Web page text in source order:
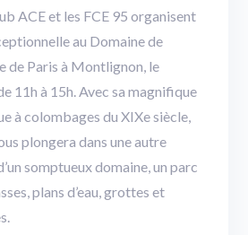
ACE et les FCE 95 organisent
au Domaine de
de Paris à Montlignon, le
11h à 15h. Avec sa magnifique
à colombages du XIXe siècle,
plongera dans une autre
somptueux domaine, un parc
plans d’eau, grottes et